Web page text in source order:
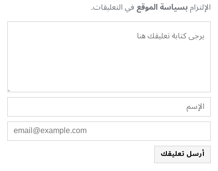
الإلتزامبسياسة الموقعفي التعليقات.
أرسل تعليقك